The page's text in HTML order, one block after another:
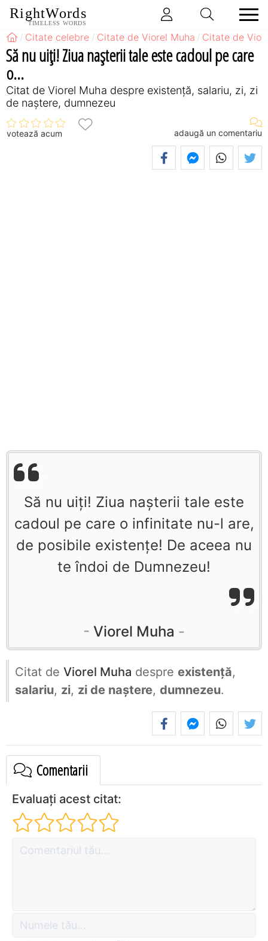
RightWords
TIMELESS WORDS
Citate celebre Citate de Viorel Muha Citate de
Să nu uiţi! Ziua naşterii tale este cadoul pe care
o...
Citat de Viorel Muha despre existență, salariu, zi, zi
de naștere, dumnezeu
votează acum adaugă un comentariu
Să nu uiţi! Ziua naşterii tale este
cadoul pe care o infinitate nu-l are,
de posibile existenţe! De aceea nu
te îndoi de Dumnezeu!
Viorel Muha
Citat de Viorel Muha despre existență,
salariu, zi, zi de naștere, dumnezeu.
Comentarii
Evaluați acest citat: